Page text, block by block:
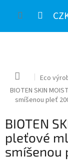
Domů Eco
BIOTEN SKIN
smíšenou pleť
BIOTEN
pleťové
smíšenou